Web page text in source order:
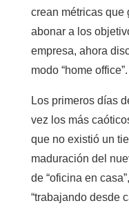
crean métricas que
abonar a los
empresa, ahora
modo “home office”.
Los primeros días
vez los más
que no existió un
maduración del
de “oficina en
“trabajando desde